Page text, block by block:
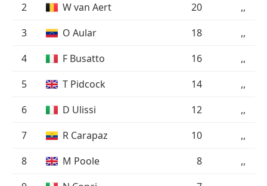
2
W van Aert 20
,,
3
O Aular 18
,,
4
F Busatto 16
,,
5
T Pidcock 14
,,
6
D Ulissi 12
,,
7
R Carapaz 10
,,
8
M Poole 8
,,